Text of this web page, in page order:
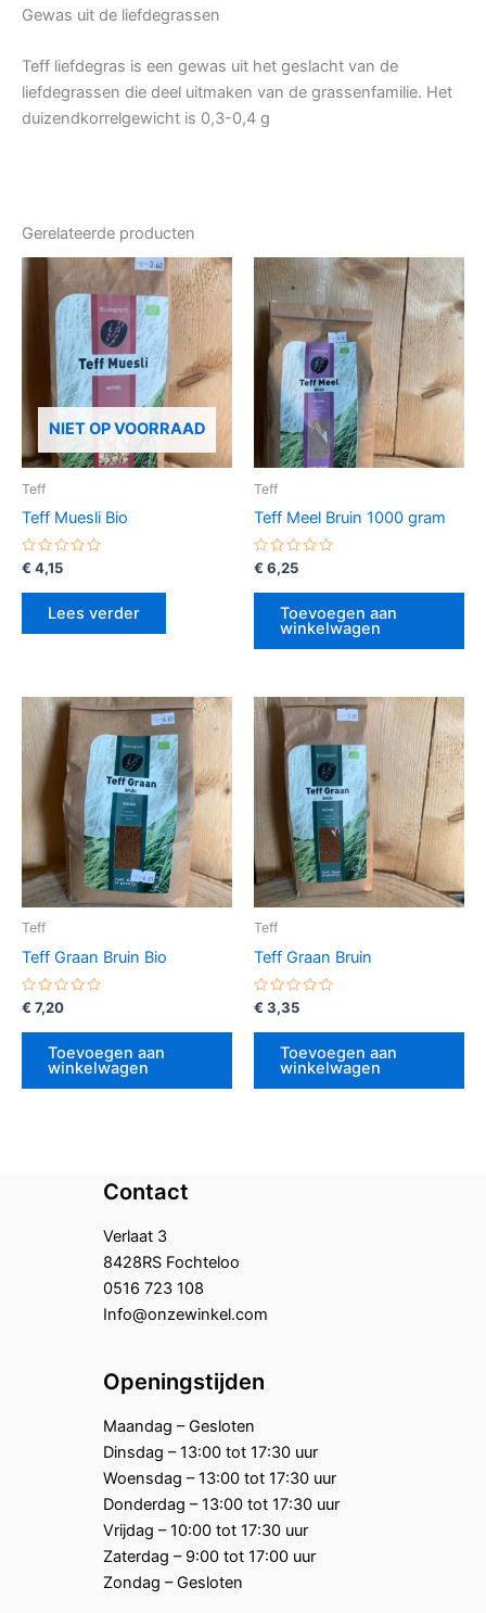
Gewas uit de liefdegrassen
Teff liefdegras is een gewas uit het geslacht van de
liefdegrassen die deel uitmaken van de grassenfamilie. Het
duizendkorrelgewicht is 0,3-0,4 g
Gerelateerde producten
NIET OP VOORRAAD
Teff
Teff Muesli Bio
Gewaardeerd
uit
€ 4,15
Lees verder
Teff
Teff Meel Bruin 1000 gram
Gewaardeerd
uit
€ 6,25
Toevoegen aan
winkelwagen
Teff
Teff Graan Bruin Bio
Gewaardeerd
0
uit
€ 7,20
Toevoegen aan
winkelwagen
Teff
Teff Graan Bruin
Gewaardeerd
0
uit
€ 3,35
Toevoegen aan
winkelwagen
Contact
Verlaat 3
8428RS Fochteloo
0516 723 108
Info@onzewinkel.com
Openingstijden
Maandag – Gesloten
Dinsdag – 13:00 tot 17:30 uur
Woensdag – 13:00 tot 17:30 uur
Donderdag – 13:00 tot 17:30 uur
Vrijdag – 10:00 tot 17:30 uur
Zaterdag – 9:00 tot 17:00 uur
Zondag – Gesloten